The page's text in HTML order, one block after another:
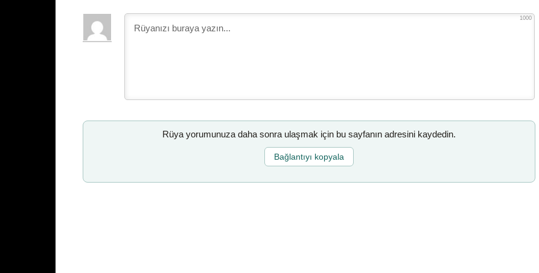
1000
Rüya yorumunuza daha sonra ulaşmak için bu sayfanın adresini kaydedin.
Bağlantıyı kopyala